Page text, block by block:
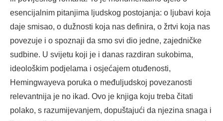
esencijalnim pitanjima ljudskog postojanja: o ljubavi koja
daje smisao, o dužnosti koja nas definira, o žrtvi koja nas
povezuje i o spoznaji da smo svi dio jedne, zajedničke
sudbine. U svijetu koji je i danas razdiran sukobima,
ideološkim podjelama i osjećajem otuđenosti,
Hemingwayeva poruka o međuljudskoj povezanosti
relevantnija je no ikad. Ovo je knjiga koju treba čitati
polako, s razumijevanjem, dopuštajući da njezina snaga i